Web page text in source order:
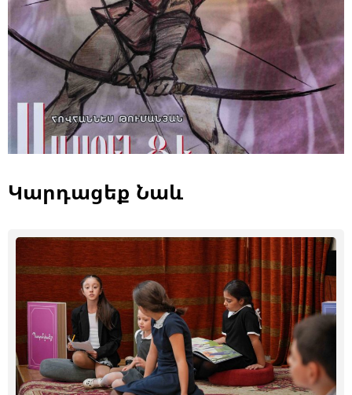
Կարդացեք Նաև